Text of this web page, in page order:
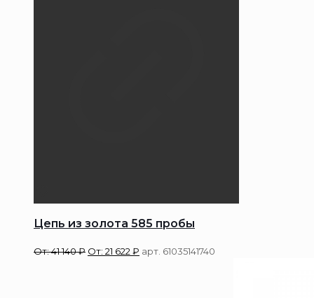
Цепь из золота 585 пробы
От:41 140₽ От: 21 622 ₽ арт. 61035141740